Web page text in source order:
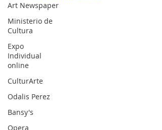
Art Newspaper
Ministerio de
Cultura
Expo
Individual
online
CulturArte
Odalis Perez
Bansy's
Opera